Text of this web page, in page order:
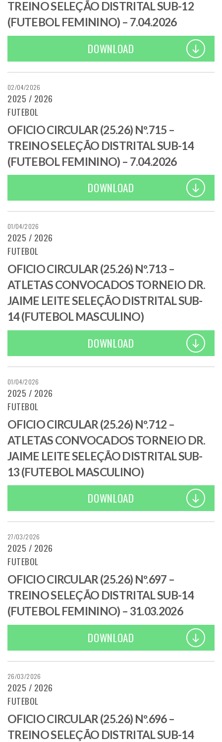
TREINO SELEÇÃO DISTRITAL SUB-12
(FUTEBOL FEMININO) – 7.04.2026
DOWNLOAD
02/04/2026
2025 / 2026
FUTEBOL
OFICIO CIRCULAR (25.26) Nº.715 –
TREINO SELEÇÃO DISTRITAL SUB-14
(FUTEBOL FEMININO) – 7.04.2026
DOWNLOAD
01/04/2026
2025 / 2026
FUTEBOL
OFICIO CIRCULAR (25.26) Nº.713 –
ATLETAS CONVOCADOS TORNEIO DR.
JAIME LEITE SELEÇÃO DISTRITAL SUB-
14 (FUTEBOL MASCULINO)
DOWNLOAD
01/04/2026
2025 / 2026
FUTEBOL
OFICIO CIRCULAR (25.26) Nº.712 –
ATLETAS CONVOCADOS TORNEIO DR.
JAIME LEITE SELEÇÃO DISTRITAL SUB-
13 (FUTEBOL MASCULINO)
DOWNLOAD
27/03/2026
2025 / 2026
FUTEBOL
OFICIO CIRCULAR (25.26) Nº.697 –
TREINO SELEÇÃO DISTRITAL SUB-14
(FUTEBOL FEMININO) – 31.03.2026
DOWNLOAD
26/03/2026
2025 / 2026
FUTEBOL
OFICIO CIRCULAR (25.26) Nº.696 –
TREINO SELEÇÃO DISTRITAL SUB-14